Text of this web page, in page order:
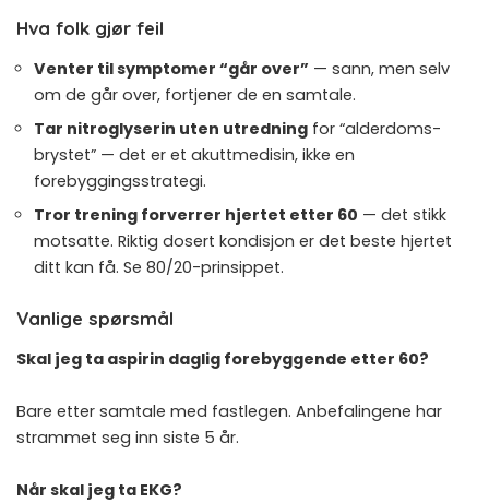
Hva folk gjør feil
Venter til symptomer “går over” — sann, men selv
om de går over, fortjener de en samtale.
Tar nitroglyserin uten utredning for “alderdoms-
brystet” — det er et akutt­medisin, ikke en
forebyggings­strategi.
Tror trening forverrer hjertet etter 60 — det stikk
motsatte. Riktig dosert kondisjon er det beste hjertet
ditt kan få. Se 80/20-prinsippet.
Vanlige spørsmål
Skal jeg ta aspirin daglig forebyggende etter 60?
Bare etter samtale med fastlegen. Anbefalingene har
strammet seg inn siste 5 år.
Når skal jeg ta EKG?